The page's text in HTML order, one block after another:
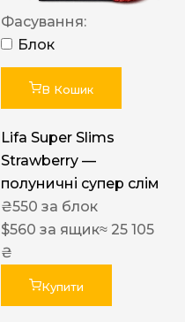
Фасування:
Блок
В Кошик
Lifa Super Slims
Strawberry —
полуничні супер слім
₴550 за блок
$560 за ящик≈ 25 105
₴
Купити